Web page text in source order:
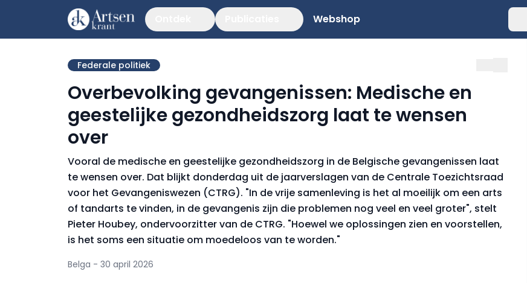
Webshop
Federale politiek
Overbevolking gevangenissen: Medische en
geestelijke gezondheidszorg laat te wensen
over
Vooral de medische en geestelijke gezondheidszorg in de Belgische gevangenissen laat
te wensen over. Dat blijkt donderdag uit de jaarverslagen van de Centrale Toezichtsraad
voor het Gevangeniswezen (CTRG). "In de vrije samenleving is het al moeilijk om een arts
of tandarts te vinden, in de gevangenis zijn die problemen nog veel en veel groter", stelt
Pieter Houbey, ondervoorzitter van de CTRG. "Hoewel we oplossingen zien en voorstellen,
is het soms een situatie om moedeloos van te worden."
Belga - 30 april 2026